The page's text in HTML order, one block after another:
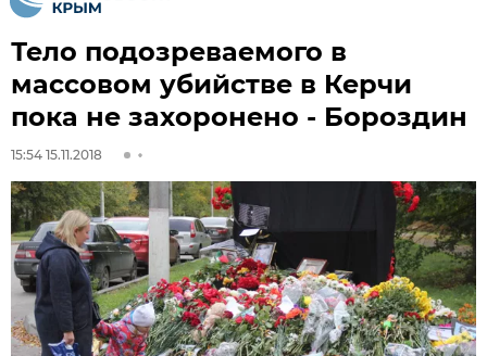
Тело подозреваемого в
массовом убийстве в Керчи
пока не захоронено - Бороздин
15:54 15.11.2018